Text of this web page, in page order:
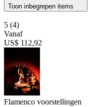
Toon inbegrepen items
5 (4)
Vanaf
US$ 112,92
Flamenco voorstellingen